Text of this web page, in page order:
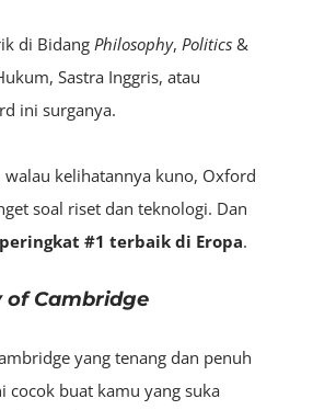
di Bidang Philosophy, Politics &
Sastra Inggris, atau
ini surganya.
walau kelihatannya kuno, Oxford
soal riset dan teknologi. Dan
peringkat #1 terbaik di Eropa.
of Cambridge
yang tenang dan penuh
cocok buat kamu yang suka